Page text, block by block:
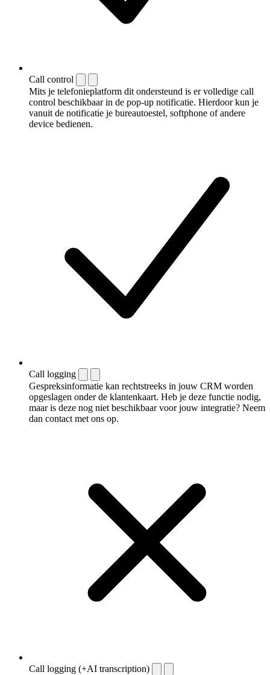
Call control
Mits je telefonieplatform dit ondersteund is er volledige call
control beschikbaar in de pop-up notificatie. Hierdoor kun je
vanuit de notificatie je bureautoestel, softphone of andere
device bedienen.
Call logging
Gespreksinformatie kan rechtstreeks in jouw CRM worden
opgeslagen onder de klantenkaart. Heb je deze functie nodig,
maar is deze nog niet beschikbaar voor jouw integratie? Neem
dan contact met ons op.
Call logging (+AI transcription)